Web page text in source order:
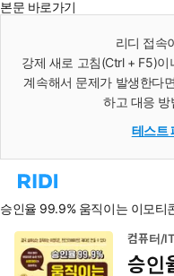
본문 바로가기
리디 접속
강제 새로 고침(Ctrl + F5)
계속해서 문제가 발생한다
하고 대응
테스트
리
홈
로
이
동
승인율 99.9% 움직이는 이모티
컴퓨터/IT
승인